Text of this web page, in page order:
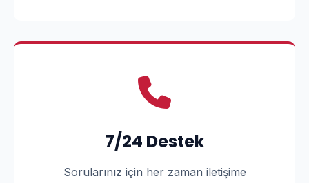
7/24 Destek
Sorularınız için her zaman iletişime